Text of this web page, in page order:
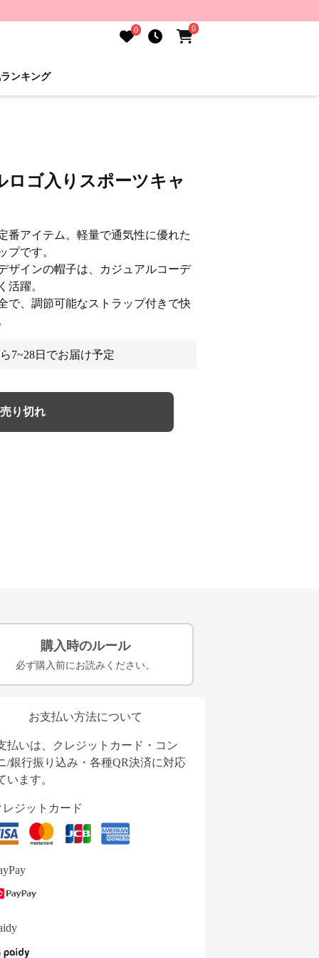
0 0
ンキング
ゴ入りスポーツキャ
番アイテム。軽量で通気性に優れた
プです。
ザインの帽子は、カジュアルコーデ
活躍。
で、調節可能なストラップ付きで快
7~28日でお届け予定
売り切れ
購入時のルール
必ず購入前にお読みください。
お支払い方法について
払いは、クレジットカード・コン
/銀行振り込み・各種QR決済に対応
います。
レジットカード